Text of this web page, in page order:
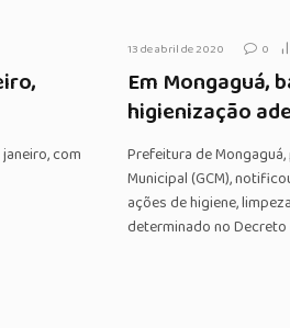
com
13 de abril de 2020 0
Em Mongaguá,
higienização
Prefeitura de
Municipal (GCM),
ações de higiene,
determinado no